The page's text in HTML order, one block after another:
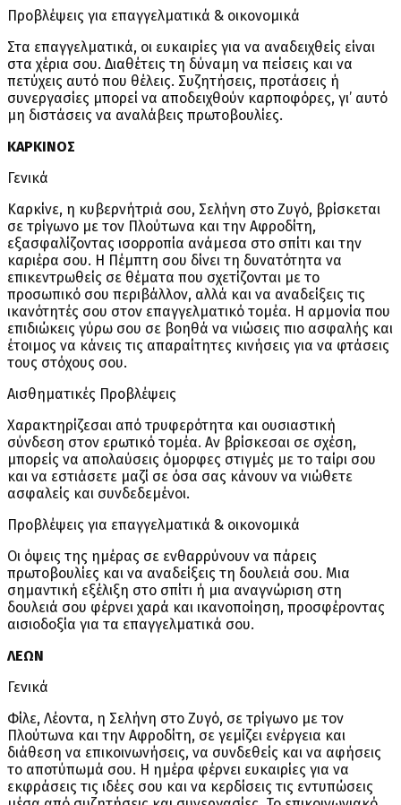
Προβλέψεις για επαγγελματικά & οικονομικά
Στα επαγγελματικά, οι ευκαιρίες για να αναδειχθείς είναι
στα χέρια σου. Διαθέτεις τη δύναμη να πείσεις και να
πετύχεις αυτό που θέλεις. Συζητήσεις, προτάσεις ή
συνεργασίες μπορεί να αποδειχθούν καρποφόρες, γι’ αυτό
μη διστάσεις να αναλάβεις πρωτοβουλίες.
ΚΑΡΚΙΝΟΣ
Γενικά
Καρκίνε, η κυβερνήτριά σου, Σελήνη στο Ζυγό, βρίσκεται
σε τρίγωνο με τον Πλούτωνα και την Αφροδίτη,
εξασφαλίζοντας ισορροπία ανάμεσα στο σπίτι και την
καριέρα σου. Η Πέμπτη σου δίνει τη δυνατότητα να
επικεντρωθείς σε θέματα που σχετίζονται με το
προσωπικό σου περιβάλλον, αλλά και να αναδείξεις τις
ικανότητές σου στον επαγγελματικό τομέα. Η αρμονία που
επιδιώκεις γύρω σου σε βοηθά να νιώσεις πιο ασφαλής και
έτοιμος να κάνεις τις απαραίτητες κινήσεις για να φτάσεις
τους στόχους σου.
Αισθηματικές Προβλέψεις
Χαρακτηρίζεσαι από τρυφερότητα και ουσιαστική
σύνδεση στον ερωτικό τομέα. Αν βρίσκεσαι σε σχέση,
μπορείς να απολαύσεις όμορφες στιγμές με το ταίρι σου
και να εστιάσετε μαζί σε όσα σας κάνουν να νιώθετε
ασφαλείς και συνδεδεμένοι.
Προβλέψεις για επαγγελματικά & οικονομικά
Οι όψεις της ημέρας σε ενθαρρύνουν να πάρεις
πρωτοβουλίες και να αναδείξεις τη δουλειά σου. Μια
σημαντική εξέλιξη στο σπίτι ή μια αναγνώριση στη
δουλειά σου φέρνει χαρά και ικανοποίηση, προσφέροντας
αισιοδοξία για τα επαγγελματικά σου.
ΛΕΩΝ
Γενικά
Φίλε, Λέοντα, η Σελήνη στο Ζυγό, σε τρίγωνο με τον
Πλούτωνα και την Αφροδίτη, σε γεμίζει ενέργεια και
διάθεση να επικοινωνήσεις, να συνδεθείς και να αφήσεις
το αποτύπωμά σου. Η ημέρα φέρνει ευκαιρίες για να
εκφράσεις τις ιδέες σου και να κερδίσεις τις εντυπώσεις